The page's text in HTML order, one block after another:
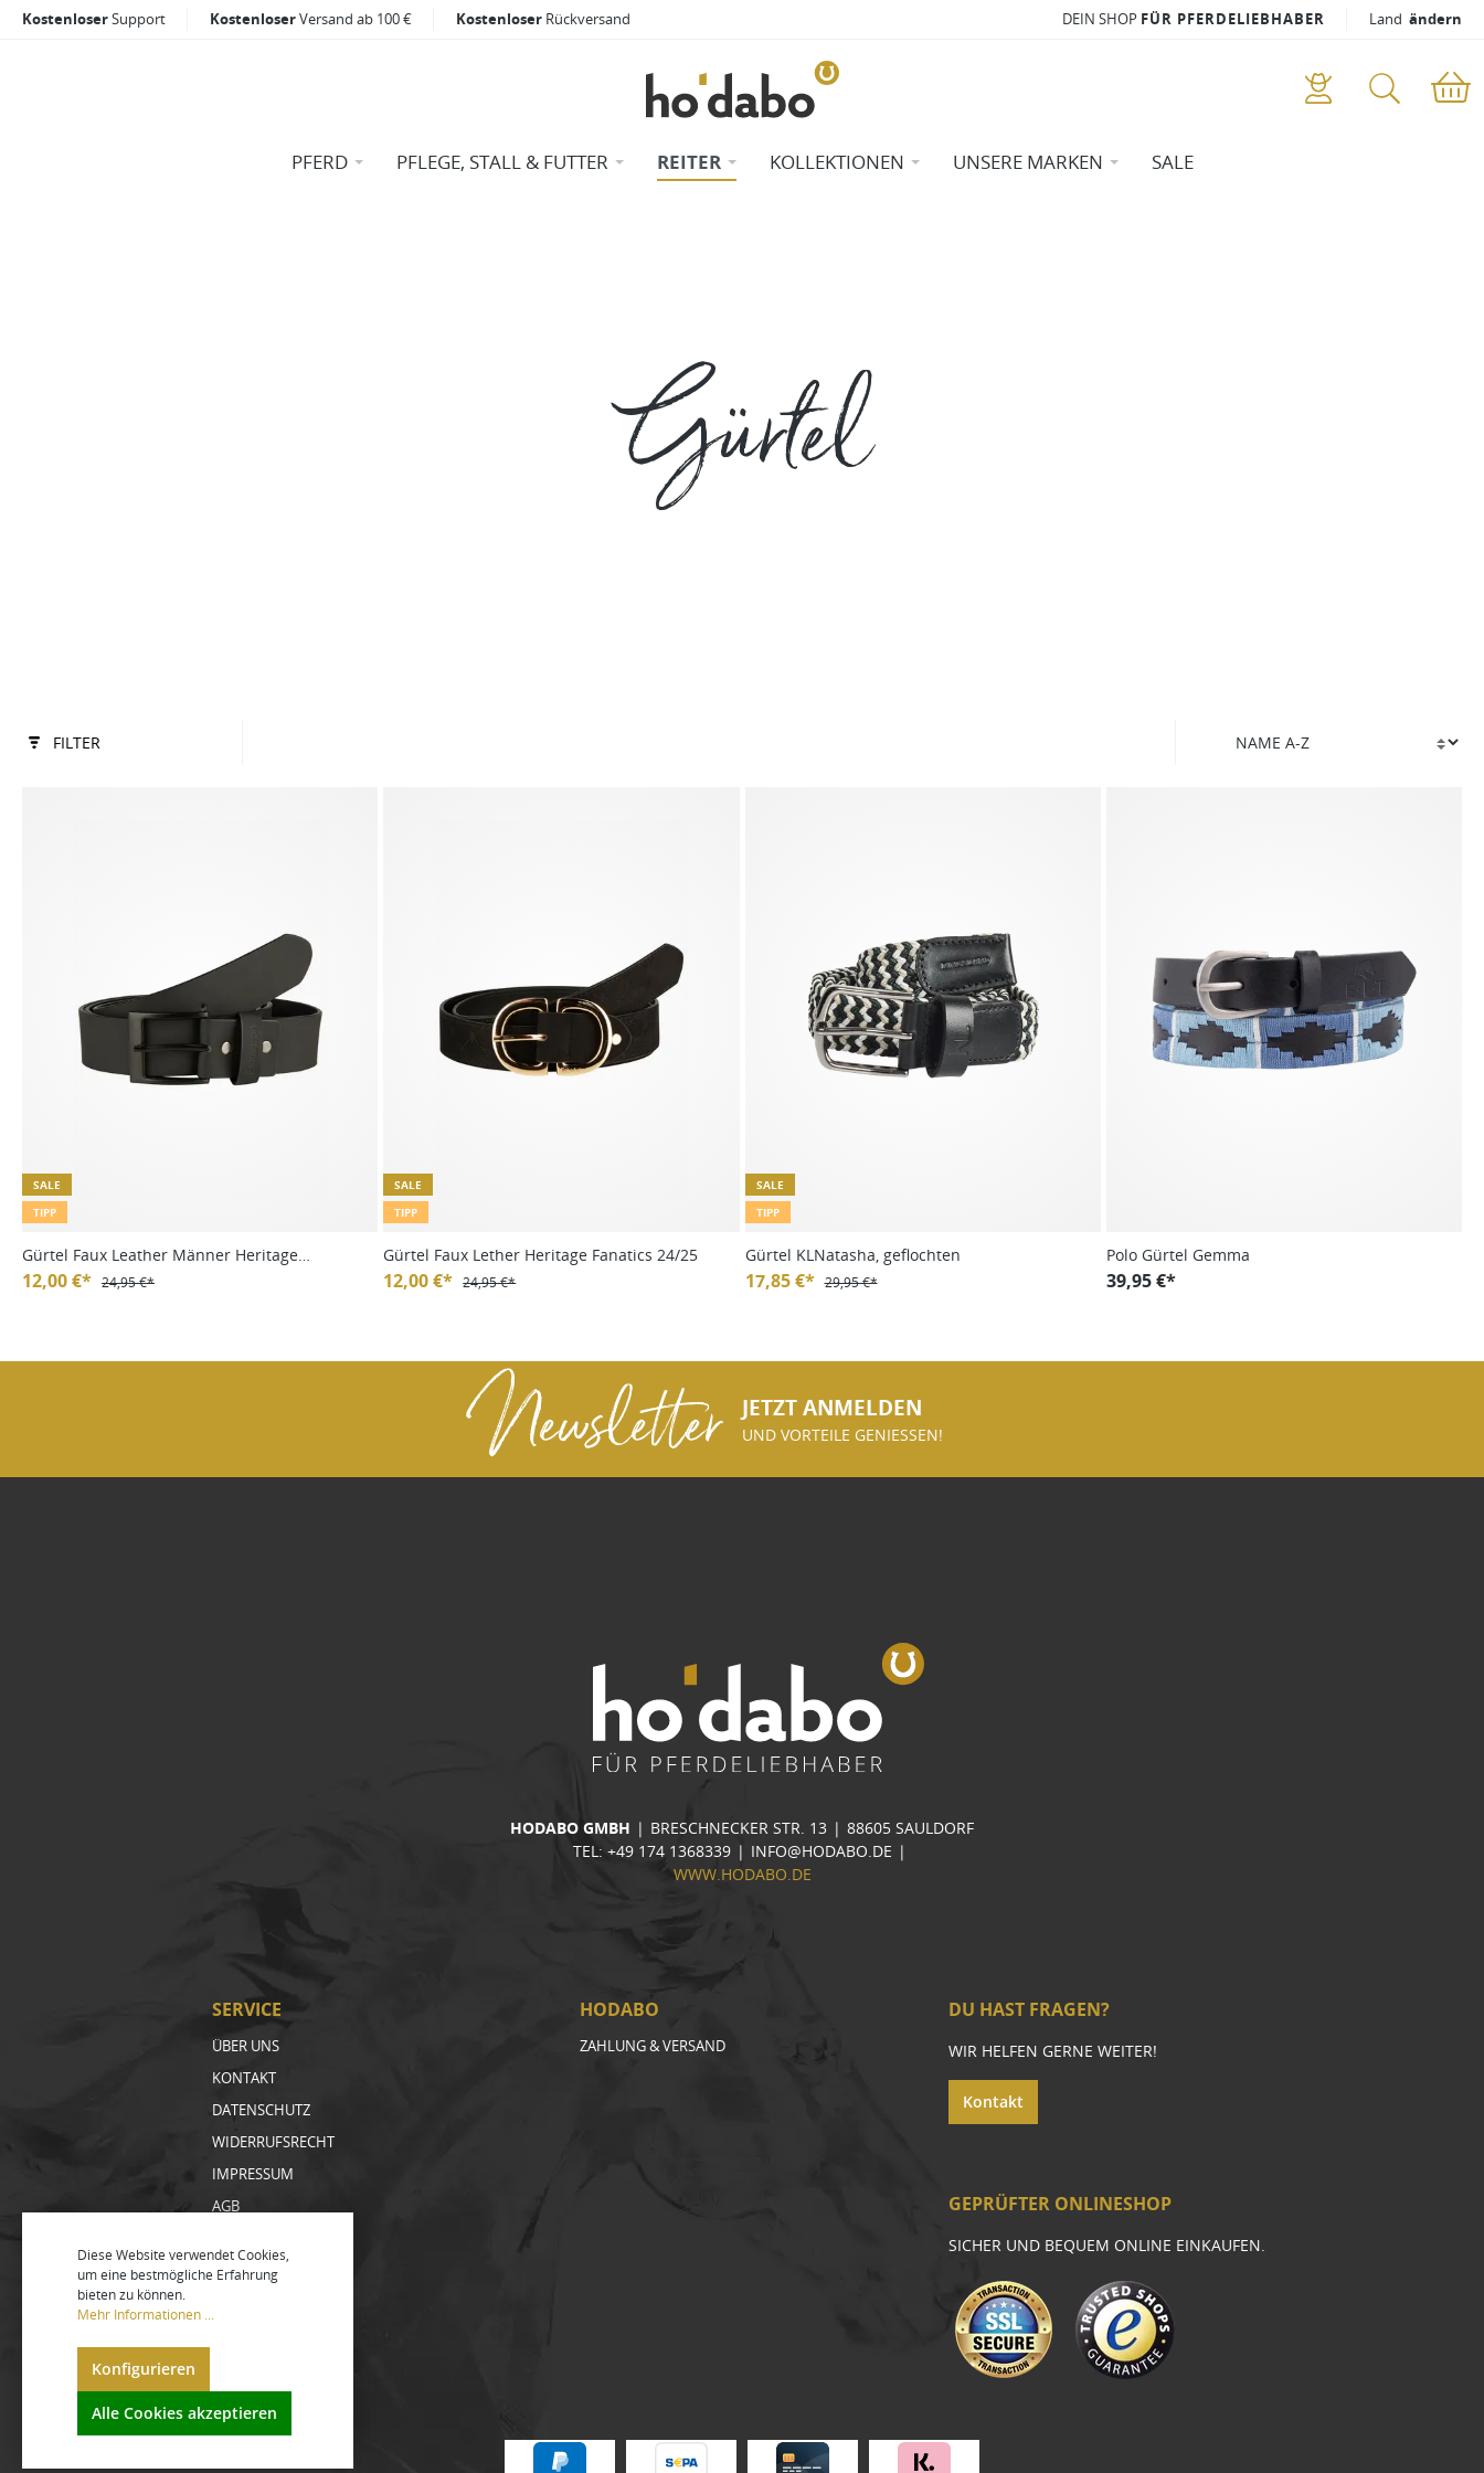
KostenloserSupport KostenloserVersand ab 100 € Kostenloser Rückversand DEIN SHOP FÜR PFERDELIEBHABER Land ändern
PFERD PFLEGE, STALL & FUTTER REITER KOLLEKTIONEN UNSERE MARKEN SALE
Gürtel
FILTER
SALE
TIPP
Gürtel Faux Leather Männer Heritage
Fanatics 24/25
12,00 €* 24,95 €*
SALE
TIPP
Gürtel Faux Lether Heritage Fanatics 24/25
12,00 €* 24,95 €*
SALE
TIPP
Gürtel KLNatasha, geflochten
17,85 €* 29,95 €*
Polo Gürtel Gemma
39,95 €*
Newsletter JETZT ANMELDEN
UND VORTEILE GENIESSEN!
HODABO GMBH | BRESCHNECKER STR. 13 | 88605 SAULDORF
TEL: +49 174 1368339 | INFO@HODABO.DE |
WWW.HODABO.DE
SERVICE
ÜBER UNS
KONTAKT
DATENSCHUTZ
WIDERRUFSRECHT
IMPRESSUM
AGB
HODABO
ZAHLUNG & VERSAND
DU HAST FRAGEN?
WIR HELFEN GERNE WEITER!
Kontakt
GEPRÜFTER ONLINESHOP
SICHER UND BEQUEM ONLINE EINKAUFEN.
Diese Website verwendet Cookies,
um eine bestmögliche Erfahrung
bieten zu können.
Mehr Informationen ...
Konfigurieren
Alle Cookies akzeptieren